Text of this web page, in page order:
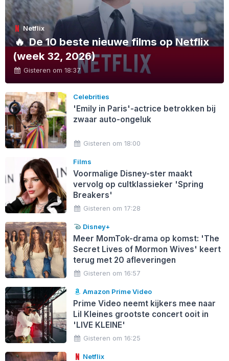
Netflix
🔥De 10 beste nieuwe films op Netflix
(week 32, 2026)
Gisteren om 18:37
Celebrities
'Emily in Paris'-actrice betrokken bij
zwaar auto-ongeluk
Gisteren om 18:00
Films
Voormalige Disney-ster maakt
vervolg op cultklassieker 'Spring
Breakers'
Gisteren om 17:28
Disney+
Meer MomTok-drama op komst: 'The
Secret Lives of Mormon Wives' keert
terug met 20 afleveringen
Gisteren om 16:57
Amazon Prime Video
Prime Video neemt kijkers mee naar
Lil Kleines grootste concert ooit in
'LIVE KLEINE'
Gisteren om 16:25
Netflix